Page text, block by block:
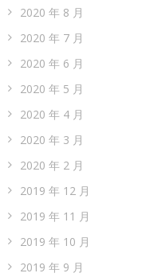
2020 年 8 月
2020 年 7 月
2020 年 6 月
2020 年 5 月
2020 年 4 月
2020 年 3 月
2020 年 2 月
2019 年 12 月
2019 年 11 月
2019 年 10 月
2019 年 9 月